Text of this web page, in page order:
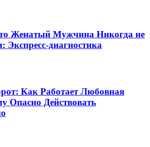
Женатый Мужчина Никогда не
Экспресс-диагностика
Как Работает Любовная
Опасно Действовать